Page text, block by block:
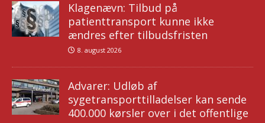
Klagenævn: Tilbud på
patienttransport kunne ikke
ændres efter tilbudsfristen
8. august 2026
Advarer: Udløb af
sygetransporttilladelser kan sende
400.000 kørsler over i det offentlige